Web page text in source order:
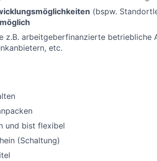
(bspw.
möglich
z.B. arbeitgeberfinanzierte betriebliche
etc.
und bist flexibel
(Schaltung)